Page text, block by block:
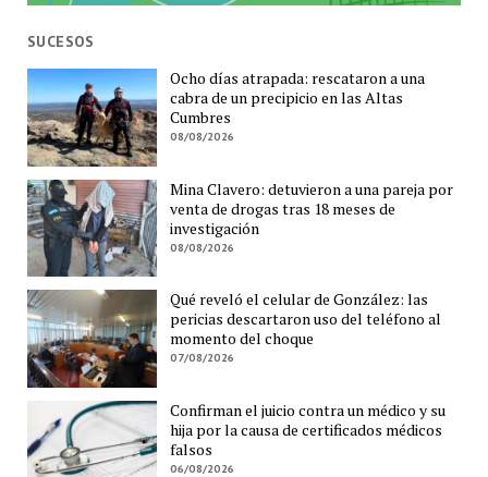
SUCESOS
Ocho días atrapada: rescataron a una
cabra de un precipicio en las Altas
Cumbres
08/08/2026
Mina Clavero: detuvieron a una pareja por
venta de drogas tras 18 meses de
investigación
08/08/2026
Qué reveló el celular de González: las
pericias descartaron uso del teléfono al
momento del choque
07/08/2026
Confirman el juicio contra un médico y su
hija por la causa de certificados médicos
falsos
06/08/2026